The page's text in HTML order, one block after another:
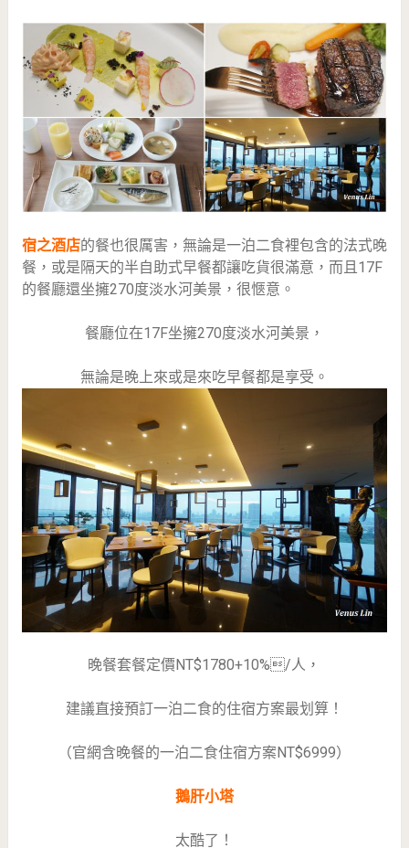
宿之酒店的餐也很厲害，無論是一泊二食裡包含的法式晚
餐，或是隔天的半自助式早餐都讓吃貨很滿意，而且17F
的餐廳還坐擁270度淡水河美景，很愜意。
餐廳位在17F坐擁270度淡水河美景，
無論是晚上來或是來吃早餐都是享受。
晚餐套餐定價NT$1780+10%/人，
建議直接預訂一泊二食的住宿方案最划算！
（官網含晚餐的一泊二食住宿方案NT$6999）
鵝肝小塔
太酷了！